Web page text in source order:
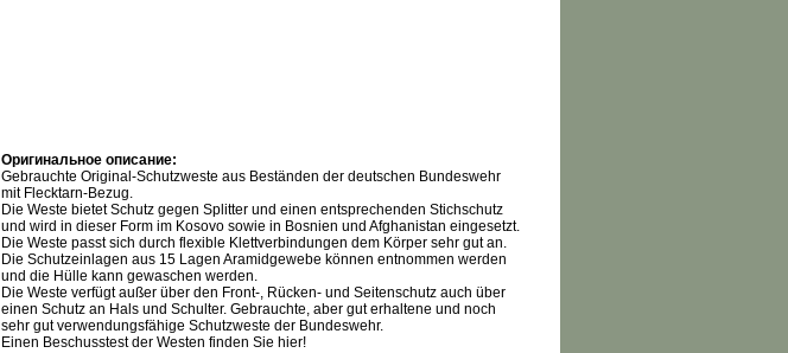
Оригинальное описание:
Gebrauchte Original-Schutzweste aus Beständen der deutschen Bundeswehr
mit Flecktarn-Bezug.
Die Weste bietet Schutz gegen Splitter und einen entsprechenden Stichschutz
und wird in dieser Form im Kosovo sowie in Bosnien und Afghanistan eingesetzt.
Die Weste passt sich durch flexible Klettverbindungen dem Körper sehr gut an.
Die Schutzeinlagen aus 15 Lagen Aramidgewebe können entnommen werden
und die Hülle kann gewaschen werden.
Die Weste verfügt außer über den Front-, Rücken- und Seitenschutz auch über
einen Schutz an Hals und Schulter. Gebrauchte, aber gut erhaltene und noch
sehr gut verwendungsfähige Schutzweste der Bundeswehr.
Einen Beschusstest der Westen finden Sie hier!